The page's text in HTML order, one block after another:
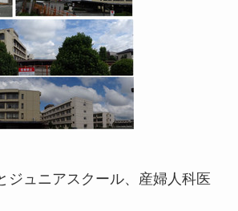
ジュニアスクール、産婦人科医